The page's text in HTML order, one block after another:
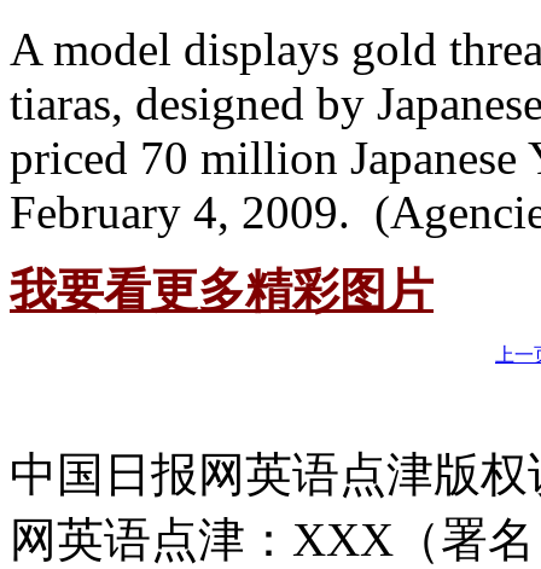
A model displays gold
tiaras, designed by
priced 70 million
February 4, 2009.
我要看更多精彩图片
上一
中国日报网英语点津版
网英语点津：XXX（署